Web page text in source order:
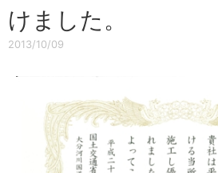
けました。
2013/10/09